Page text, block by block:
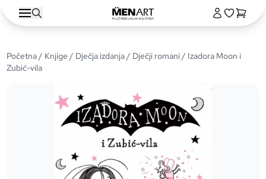
Početna/ Knjige / Dječja izdanja/ Dječji romani/ Izadora Moon i
Zubić-vila